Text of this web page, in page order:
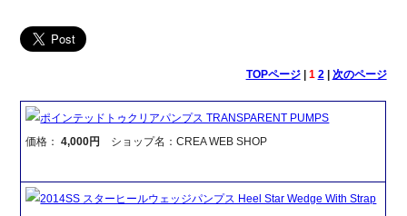
TOPページ| 1 2| 次のページ
ポインテッドトゥクリアパンプス TRANSPARENT PUMPS
価格：4,000円 ショップ名：CREA WEB SHOP
2014SS スターヒールウェッジパンプス Heel Star Wedge With Strap